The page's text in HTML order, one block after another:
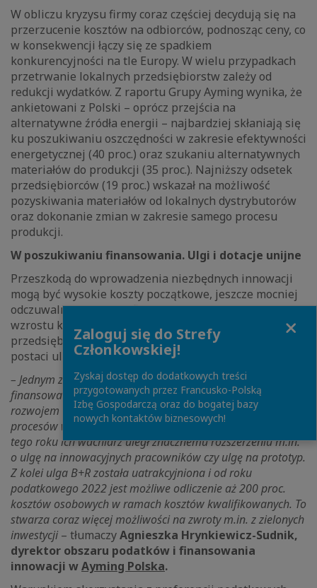
W obliczu kryzysu firmy coraz częściej decydują się na
przerzucenie kosztów na odbiorców, podnosząc ceny, co
w konsekwencji łączy się ze spadkiem
konkurencyjności na tle Europy. W wielu przypadkach
przetrwanie lokalnych przedsiębiorstw zależy od
redukcji wydatków. Z raportu Grupy Ayming wynika, że
ankietowani z Polski – oprócz przejścia na
alternatywne źródła energii – najbardziej skłaniają się
ku poszukiwaniu oszczędności w zakresie efektywności
energetycznej (40 proc.) oraz szukaniu alternatywnych
materiałów do produkcji (35 proc.). Najniższy odsetek
przedsiębiorców (19 proc.) wskazał na możliwość
pozyskiwania materiałów od lokalnych dystrybutorów
oraz dokonanie zmian w zakresie samego procesu
produkcji.
W poszukiwaniu finansowania. Ulgi i dotacje unijne
Przeszkodą do wprowadzenia niezbędnych innowacji
mogą być wysokie koszty początkowe, jeszcze mocniej
odczuwalne w dobie inflacji na poziomie 17,2 proc. i
wzrostu kosztów pracy. Warto jednak pamiętać, że
przedsiębiorcy mają do swojej dyspozycji wsparcie w
postaci ulg podatkowych czy dotacji.
– Jednym ze skuteczniejszych sposobów na uzyskanie
finansowania na projekty związane ze zrównoważonym
rozwojem i wdrożeniem bardziej energooszczędnych
procesów w firmie są dostępne ulgi proinnowacyjne. Od
tego roku ich wachlarz uległ znacznemu rozszerzeniu m.in.
o ulgę na innowacyjnych pracowników czy ulgę na prototyp.
Z kolei ulga B+R została uatrakcyjniona i od roku
podatkowego 2022 jest możliwe odliczenie aż 200 proc.
kosztów osobowych w ramach kosztów kwalifikowanych. To
stwarza coraz więcej możliwości na zwroty m.in. z zielonych
inwestycji – tłumaczyAgnieszka Hrynkiewicz-Sudnik,
dyrektor obszaru podatków i finansowania
innowacji wAyming Polska.
Zaloguj się do Strefy
Członkowskiej!
Zyskaj dostęp do dodatkowych treści
przygotowanych przez Francusko-Polską
Izbę Gospodarczą oraz do bogatej bazy
nowych kontaktów biznesowych!